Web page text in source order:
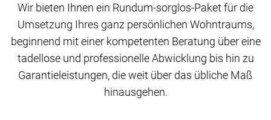
Wir bieten Ihnen ein Rundum-sorglos-Paket für die
Umsetzung Ihres ganz persönlichen Wohntraums,
beginnend mit einer kompetenten Beratung über eine
tadellose und professionelle Abwicklung bis hin zu
Garantieleistungen, die weit über das übliche Maß
hinausgehen.